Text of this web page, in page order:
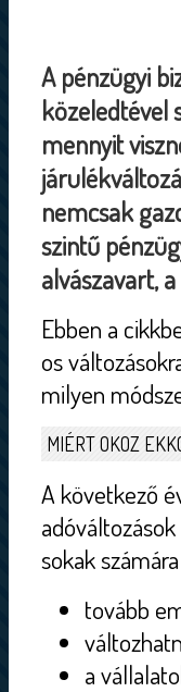
A pénzügyi
közeledtével
mennyit
nemcsak
szintű
alvászavart,
Ebben a
os
milyen
MIÉRT OKOZ
A következő
sokak
tovább
a